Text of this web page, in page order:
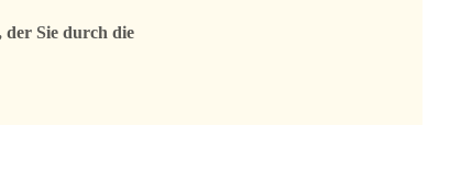
der Sie durch die